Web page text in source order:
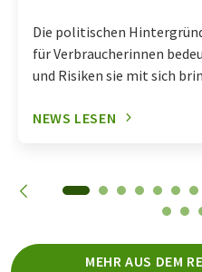
Die politischen
für Verbraucherinnen
und Risiken sie mit sich
NEWS LESEN
MEHR AUS DEM